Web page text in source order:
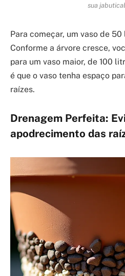
sua
Para começar, um vaso de
Conforme a árvore cresce,
para um vaso maior, de 100
é que o vaso tenha espaço
raízes.
Drenagem Perfeita:
apodrecimento das